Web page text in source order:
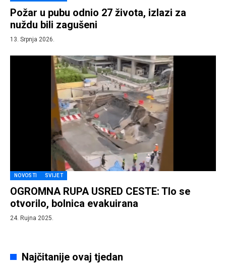
Požar u pubu odnio 27 života, izlazi za
nuždu bili zagušeni
13. Srpnja 2026.
NOVOSTI SVIJET
OGROMNA RUPA USRED CESTE: Tlo se
otvorilo, bolnica evakuirana
24. Rujna 2025.
Najčitanije ovaj tjedan